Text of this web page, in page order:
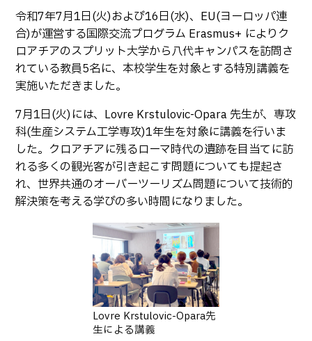
令和7年7月1日(火)および16日(水)、EU(ヨーロッパ連
合)が運営する国際交流プログラム Erasmus+ によりク
ロアチアのスプリット大学から八代キャンパスを訪問さ
れている教員5名に、本校学生を対象とする特別講義を
実施いただきました。
7月1日(火)には、Lovre Krstulovic-Opara 先生が、専攻
科(生産システム工学専攻)1年生を対象に講義を行いま
した。クロアチアに残るローマ時代の遺跡を目当てに訪
れる多くの観光客が引き起こす問題についても提起さ
れ、世界共通のオーバーツーリズム問題について技術的
解決策を考える学びの多い時間になりました。
Lovre Krstulovic-Opara先
生による講義
生物化学システム工学科
基幹教育科
専攻科
生産システム工学専攻
Webオープンキャンパス
オープンキャンパス等
進学の手引き
入学料および授業料
受験生向け 熊本高専 Q&A
熊本高専が運用するWebサイト・SNS・動画チャネ
ル等
イベント
学校概要
交通アクセス
教員紹介
学生生活
国際交流
受賞等
活動報告
ご寄付・ネーミングライ
ツ等
キャリア関係
情報セキュリティ
アントレプレナーシップ
その他
転職・Uターン就職
お問い合わせ
在校生・保護者の方へ